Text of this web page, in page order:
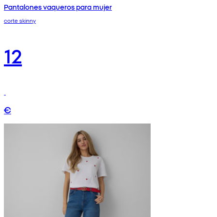
Pantalones vaqueros para mujer
corte skinny
12
€